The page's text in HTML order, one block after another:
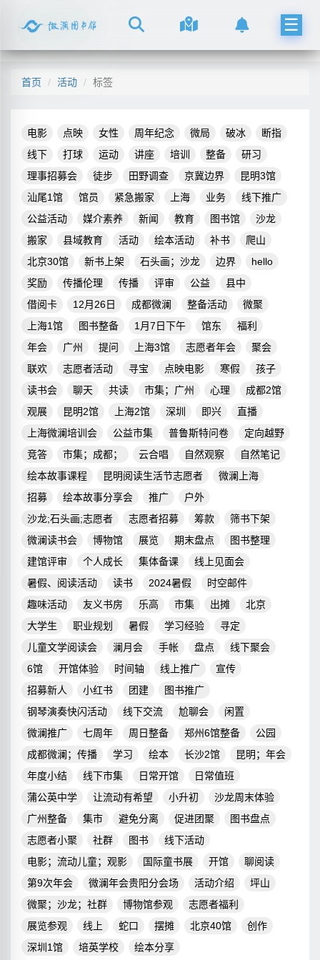
☰
首页 活动 标签
电影 点映 女性 周年纪念 微局 破冰
断指
线下
打球 运动 讲座 培训 整备
研习
理事招募会
徒步 田野调查 京冀边界
昆明3馆
汕尾1馆
馆员 紧急搬家 上海 业务
线下推广
公益活动
媒介素养 新闻 教育 图书馆
沙龙
搬家
县域教育 活动 绘本活动 补书
爬山
北京30馆
新书上架 石头画；沙龙 边界
hello
奖励
传播伦理 传播 评审 公益
县中
借阅卡
12月26日 成都微澜 整备活动
微聚
上海1馆
图书整备 1月7日下午 馆东
福利
年会
广州 提问 上海3馆 志愿者年会
聚会
联欢
志愿者活动 寻宝 点映电影 寒假
孩子
读书会
聊天 共读 市集；广州 心理
成都2馆
观展
昆明2馆 上海2馆 深圳 即兴
直播
上海微澜培训会
公益市集 普鲁斯特问卷
定向越野
竞答
市集；成都； 云合唱 自然观察
自然笔记
绘本故事课程
昆明阅读生活节志愿者
微澜上海
招募
绘本故事分享会 推广
户外
沙龙;石头画;志愿者
志愿者招募 筹款
筛书下架
微澜读书会
博物馆 展览 期末盘点
图书整理
建馆评审
个人成长 集体备课
线上见面会
暑假、阅读活动
读书 2024暑假
时空邮件
趣味活动
友义书房 乐高 市集 出摊
北京
大学生
职业规划 暑假 学习经验
寻定
儿童文学阅读会
澜月会 手帐 盘点
线下聚会
6馆
开馆体验 时间轴 线上推广
宣传
招募新人
小红书 团建
图书推广
钢琴演奏快闪活动
线下交流 尬聊会
闲置
微澜推广
七周年 周日整备 郑州6馆整备
公园
成都微澜；传播
学习 绘本 长沙2馆
昆明；年会
年度小结
线下市集 日常开馆
日常值班
蒲公英中学
让流动有希望 小升初
沙龙周末体验
广州整备
集市 避免分离 促进团聚
图书盘点
志愿者小聚
社群 图书
线下活动
电影；流动儿童；观影
国际童书展 开馆
聊阅读
第9次年会
微澜年会贵阳分会场 活动介绍
坪山
微聚；沙龙；社群
博物馆参观
志愿者福利
展览参观
线上 蛇口 摆摊 北京40馆
创作
深圳1馆
培英学校 绘本分享